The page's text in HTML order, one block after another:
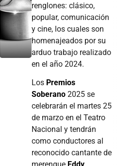
renglones: clásico,
popular, comunicación
y cine, los cuales son
homenajeados por su
arduo trabajo realizado
en el año 2024.
Los Premios
Soberano 2025 se
celebrarán el martes 25
de marzo en el Teatro
Nacional y tendrán
como conductores al
reconocido cantante de